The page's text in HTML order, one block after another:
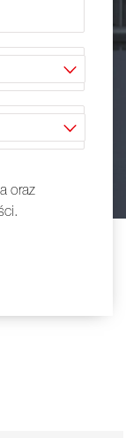
się z
oraz